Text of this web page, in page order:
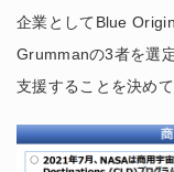
企業としてBlue
Grummanの3者を選
支援することを決めて